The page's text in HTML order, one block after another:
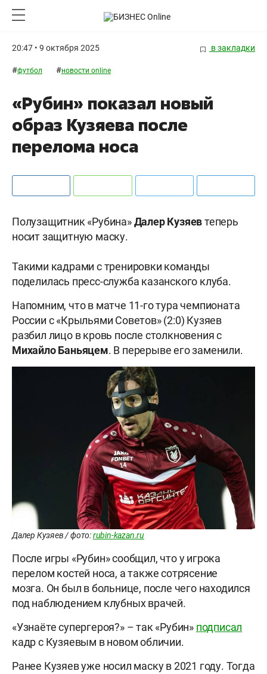
20:47 • 9 октября 2025 в закладки
#футбол #новости online
«Рубин» показал новый
образ Кузяева после
перелома носа
Полузащитник «Рубина»ДалерКузяевтеперь
носит защитную маску.
Такими кадрами с тренировки команды
поделилась пресс-служба казанского клуба.
Напомним, что в матче 11-го тура чемпионата
России с «Крыльями Советов» (2:0) Кузяев
разбил лицо в кровь после столкновения с
МихайлоБаньяцем. В перерыве его заменили.
Далер Кузяев / фото:rubin-kazan.ru
После игры «Рубин» сообщил, что у игрока
перелом костей носа, а также сотрясение
мозга. Он был в больнице, после чего находился
под наблюдением клубных врачей.
«Узнаёте супергероя?» – так «Рубин» подписал
кадр с Кузяевым в новом обличии.
Ранее Кузяев уже носил маску в 2021 году. Тогда